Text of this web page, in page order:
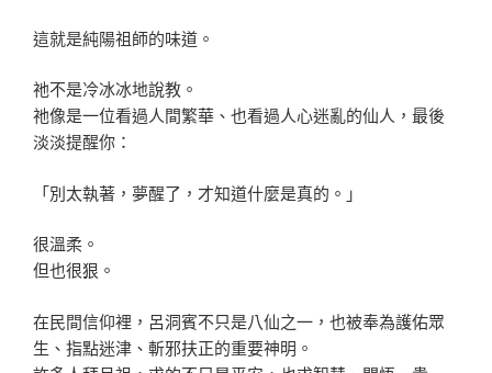
這就是純陽祖師的味道。
祂不是冷冰冰地說教。
祂像是一位看過人間繁華、也看過人心迷亂的仙人，最後
淡淡提醒你：
「別太執著，夢醒了，才知道什麼是真的。」
很溫柔。
但也很狠。
在民間信仰裡，呂洞賓不只是八仙之一，也被奉為護佑眾
生、指點迷津、斬邪扶正的重要神明。